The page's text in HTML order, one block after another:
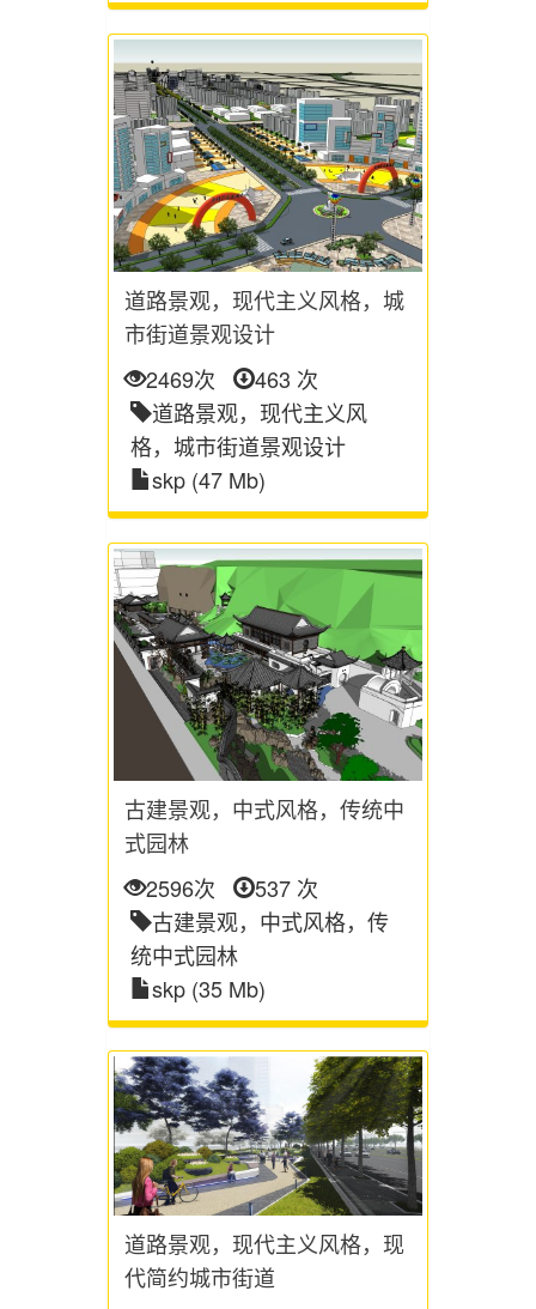
道路景观，现代主义风格，城
市街道景观设计
2469次
463 次
道路景观，现代主义风
格，城市街道景观设计
skp (47 Mb)
古建景观，中式风格，传统中
式园林
2596次
537 次
古建景观，中式风格，传
统中式园林
skp (35 Mb)
道路景观，现代主义风格，现
代简约城市街道